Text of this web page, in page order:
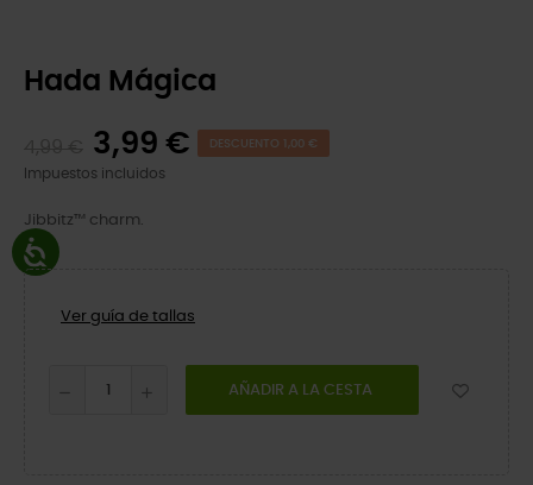
Hada Mágica
3,99 € DESCUENTO 1,00 €
Impuestos incluidos
Jibbitz™ charm.
Ver guía de tallas
AÑADIR A LA CESTA